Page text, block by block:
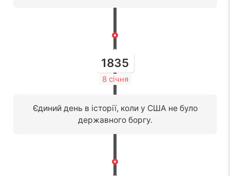
1835
8 січня
Єдиний день в історії, коли у США не було
державного боргу.